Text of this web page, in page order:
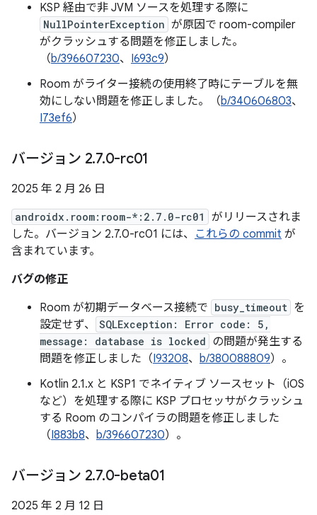
KSP 経由で非 JVM ソースを処理する際に
NullPointerException が原因で room-compiler
がクラッシュする問題を修正しました。
（b/396607230、 I693c9）
Room がライター接続の使用終了時にテーブルを無
効にしない問題を修正しました。（b/340606803、
I73ef6）
バージョン 2.7.0-rc01
2025 年 2 月 26 日
androidx.room:room-*:2.7.0-rc01
がリリースされま
した。バージョン 2.7.0-rc01 には、 これらの commit が
含まれています。
バグの修正
Room が初期データベース接続で busy_timeout を
設定せず、
SQLException: Error code: 5,
message: database is locked の問題が発生する
問題を修正しました（I93208、 b/380088809）。
Kotlin 2.1.x と KSP1 でネイティブ ソースセット（iOS
など）を処理する際に KSP プロセッサがクラッシュ
する Room のコンパイラの問題を修正しました
（I883b8、 b/396607230）。
バージョン 2.7.0-beta01
2025 年 2 月 12 日